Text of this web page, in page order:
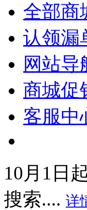
全部商
认领漏
网站导
商城促
客服中
10月1日
搜索.... 详